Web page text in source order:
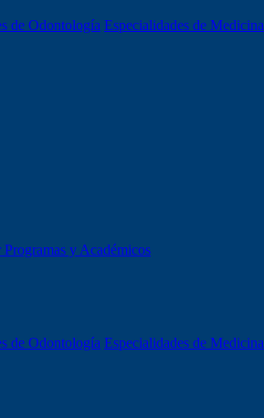
de Odontología Especialidades de Medicina
Programas y Académicos
de Odontología Especialidades de Medicina